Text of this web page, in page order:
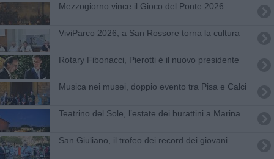
Mezzogiorno vince il Gioco del Ponte 2026
ViviParco 2026, a San Rossore torna la cultura
Rotary Fibonacci, Pierotti è il nuovo presidente
Musica nei musei, doppio evento tra Pisa e Calci
Teatrino del Sole, l’estate dei burattini a Marina
San Giuliano, il trofeo dei record dei giovani